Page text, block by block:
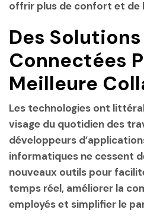
offrir plus de confort et de
Des Solutions
Connectées
Meilleure
Les technologies ont
visage du quotidien des
développeurs
informatiques ne cessent
nouveaux outils pour
temps réel, améliorer la
employés et simplifier le